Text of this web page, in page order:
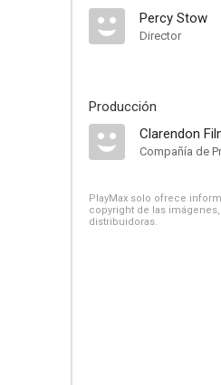
Percy Stow
Director
Producción
Clarendon
Compañía de
PlayMax solo ofrece
copyright de las
distribuidoras.